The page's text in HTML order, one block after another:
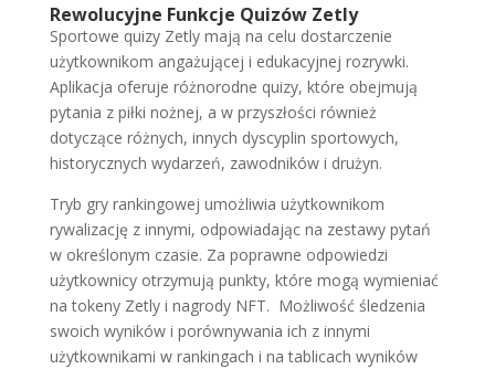
Rewolucyjne Funkcje Quizów Zetly
Sportowe quizy Zetly mają na celu dostarczenie
użytkownikom angażującej i edukacyjnej rozrywki.
Aplikacja oferuje różnorodne quizy, które obejmują
pytania z piłki nożnej, a w przyszłości również
dotyczące różnych, innych dyscyplin sportowych,
historycznych wydarzeń, zawodników i drużyn.
Tryb gry rankingowej umożliwia użytkownikom
rywalizację z innymi, odpowiadając na zestawy pytań
w określonym czasie. Za poprawne odpowiedzi
użytkownicy otrzymują punkty, które mogą wymieniać
na tokeny Zetly i nagrody NFT. Możliwość śledzenia
swoich wyników i porównywania ich z innymi
użytkownikami w rankingach i na tablicach wyników